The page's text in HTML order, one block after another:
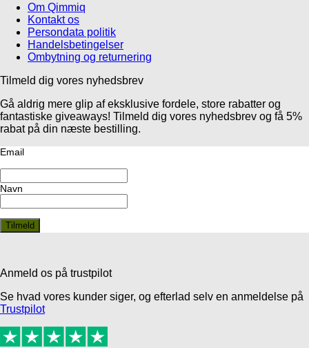
Om Qimmiq
Kontakt os
Persondata politik
Handelsbetingelser
Ombytning og returnering
Tilmeld dig vores nyhedsbrev
Gå aldrig mere glip af eksklusive fordele, store rabatter og
fantastiske giveaways! Tilmeld dig vores nyhedsbrev og få 5%
rabat på din næste bestilling.
Email
Navn
Anmeld os på trustpilot
Se hvad vores kunder siger, og efterlad selv en anmeldelse på
Trustpilot